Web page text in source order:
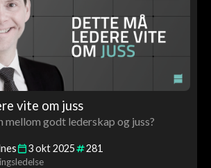
vite om juss
mellom godt lederskap og juss?
3okt2025 281